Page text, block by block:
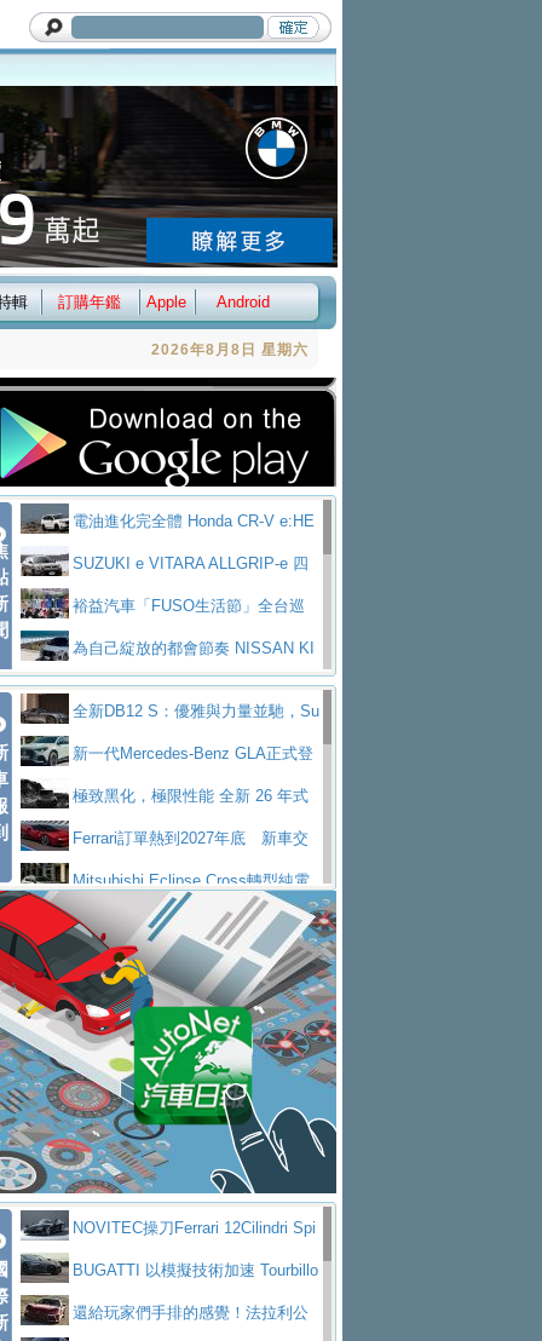
輯 訂購年鑑 Apple Android
2026年8月8日 星期六
電油進化完全體 Honda CR-V e:HE
V PrestigeSUZUKI e VITARA ALLGRIP-e 四
驅精神的純電新詮釋
裕益汽車「FUSO生活節」全台巡
迴 結合生活體驗、交通安全與購車優惠
為自己綻放的都會節奏 NISSAN KI
CKS SAKURA為品味獨具層峰買家打造的頂級座
駕，MAZDA CX-90 33T AWD Premium Ca
ptain Seat
EV
技的座駕! Ford Territory中型油電休旅
SO Super Great今日在台登場，結合先進安
全輔助科技
ntis四品牌經銷權，全新多品牌旗艦展示中
心開幕啟用
屏東特搜大隊再添新利器 SITRAK
救助器材車買氣不衰、SUZUKI經銷商勇於開啟
全新大店，新北都鈴木占地500坪土城旗艦
展示中心開幕
2025第七屆ISUZU運轉職人挑戰賽
熱血登場 展現極致車技與專業職人精神
H2GP世界總決賽圓滿落幕 台灣團
隊表現精彩淨零減碳指標性應用 純電動水泥預
拌車 消防車除了滅火裝備還需要什麼？
一探SITRAK “準” 消防車的究竟
大益金龍初試啼聲，汽柴油5噸貨車
不是對手正宗年鑑2025年全球自動車年鑑1月
下旬問世！2024第六屆ISUZU運轉職人挑戰賽
首度前進南台灣熱烈開戰
豪華電能休旅新星 Audi Q4 Sportba
ck 55 e-tron S lineScania Taiwan 逆風而行，加深力
全新DB12 S：優雅與力量並馳，Su
per Tourer的顛峰之作
新一代Mercedes-Benz GLA正式登
場 續航最高657公里、支援320kW快充
極致黑化，極限性能 全新 26 年式
DEFENDER OCTA BLACK 限量登台
Ferrari訂單熱到2027年底 新車交
付至少得等一年以上
Mitsubishi Eclipse Cross轉型純電
休旅 87kWh電池續航超過600公里
全新BMW 318i Touring豪華旅行車
全台限量200台 進化現型
不等零關稅的紅利，Jeep品牌今日
起展開首批車交車
Volvo EX60 即將叩關，靜肅性、底
盤與數位介面搶先揭露
Audi Q9 將於 2026 年底上市 旗艦
大型 SUV 鎖定七人座豪華市場
BMW攜手漫威電影【蜘蛛人：重生
日】 Skoda 發表全新 Peaq 內裝：七人
座純電旗艦 SUV，行李廂最大可達 935 公
升
全新純電 Mercedes-Benz C 400 4
MATIC Electric 登場
奢華與科技大躍進，MAZDA全新3
代CX-5全方位進化提前亮相並展開預售94.9
萬起
馬自達公布 2027 年式 MX-5 更
新，新增 Yakudo 特別版
Skoda Peaq 發表全新電動動力系
NOVITEC操刀Ferrari 12Cilindri Spi
der 碳纖維空力、鍛造輪圈與Inconel排氣
上身
BUGATTI 以模擬技術加速 Tourbillo
n 動態開發還給玩家們手排的感覺！法拉利公